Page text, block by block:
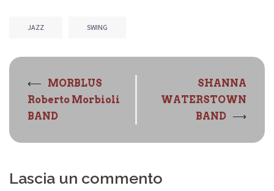
JAZZ SWING
Navigazione
articolo
⟵
MORBLUS
Roberto Morbioli
BAND
SHANNA
WATERSTOWN
BAND ⟶
Lascia un commento